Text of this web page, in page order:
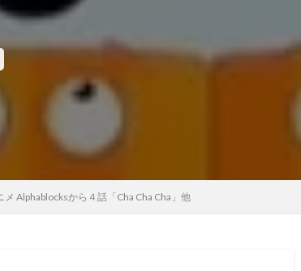
Alphablocksから４話「Cha Cha Cha」他